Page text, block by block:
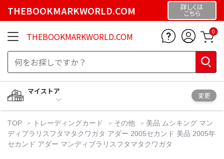
THEBOOKMARKWORLD.COM 詳しくは
こちら
THEBOOKMARKWORLD.COM 0
マイストア
変更
TOP トレーディングカード その他
美品 ムシキング マン
ディブラリスフタマタクワガタ アダー 2005セカンド 美品 2005年
セカンド アダー マンディブラリスフタマタクワガタ